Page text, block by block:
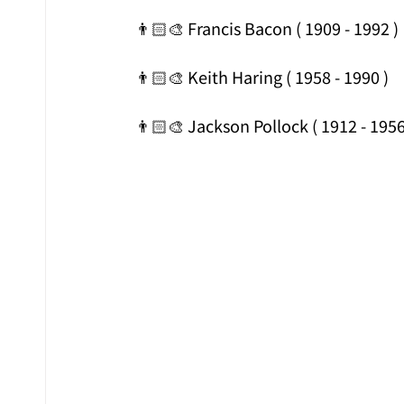
👨🏻‍🎨 Francis Bacon ( 1909 - 1992 )
👨🏻‍🎨 Keith Haring ( 1958 - 1990 )
👨🏻‍🎨 Jackson Pollock ( 1912 -